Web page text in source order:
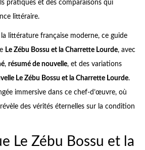
pratiques et des comparaisons qui
littéraire.
littérature française moderne, ce guide
Le Zébu Bossu et la Charrette Lourde, avec
, résumé de nouvelle, et des variations
Le Zébu Bossu et la Charrette Lourde.
immersive dans ce chef-d’œuvre, où
des vérités éternelles sur la condition
Le Zébu Bossu et la